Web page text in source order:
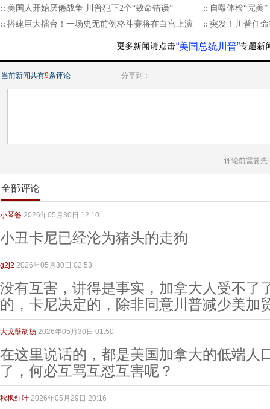
美国人开始厌倦战争 川普犯下2个“致命错误”
自曝体检“完美
搭建巨大擂台！一场史无前例格斗赛将在白宫上演
突发！川普任
“美国总统川普”
当前新闻共有9条评论 分享到：
评论前需要先
全部评论
小琴爸 2026年05月30日 12:10
小丑卡尼已经沦为猪头的走狗
g2j2 2026年05月30日 02:53
没有互害，讲得是事实，加拿大人受不了
的，卡尼决定的，除非同意川普减少美加
大戈壁胡杨 2026年05月30日 01:50
在这里说话的，都是美国加拿大的低端人
了，何必互骂互怼互害呢？
秋枫红叶 2026年05月29日 20:16